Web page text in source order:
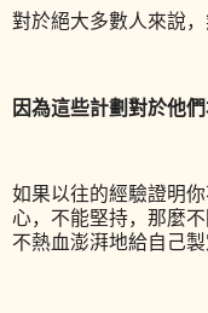
對於絕大多數人來說
因為這些計劃對於他
如果以往的經驗證明
心，不能堅持，那麼
不熱血澎湃地給自己